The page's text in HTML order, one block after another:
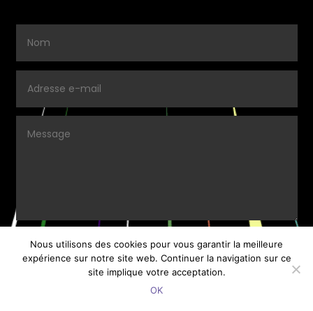
ENVOYER.
Nous utilisons des cookies pour vous garantir la meilleure
expérience sur notre site web. Continuer la navigation sur ce
site implique votre acceptation.
OK